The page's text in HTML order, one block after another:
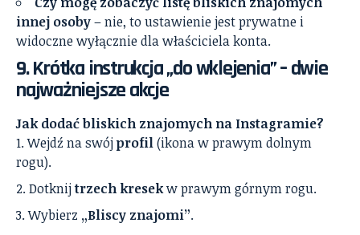
innej osoby– nie, to ustawienie jest prywatne i
widoczne wyłącznie dla właściciela konta.
9. Krótka instrukcja „do wklejenia” – dwie
najważniejsze akcje
Jak dodać bliskich znajomych na Instagramie?
Wejdź na swójprofil(ikona w prawym dolnym
rogu).
Dotknijtrzech kresekw prawym górnym rogu.
Wybierz „Bliscy znajomi”.